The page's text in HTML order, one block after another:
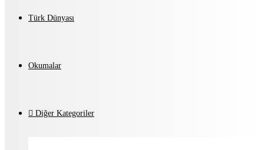
Türk Dünyası
Okumalar
Diğer Kategoriler